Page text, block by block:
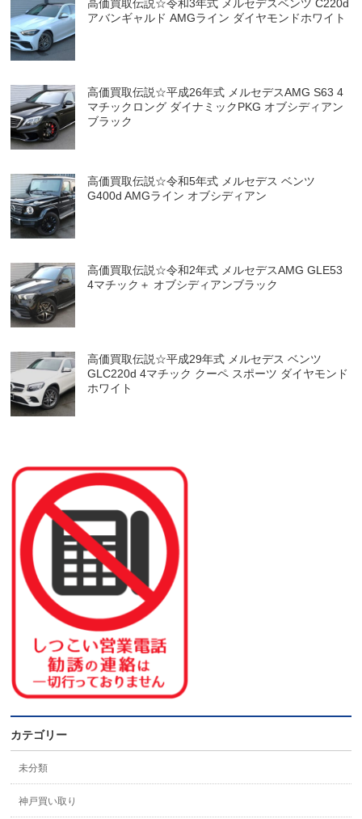
高価買取伝説☆令和3年式 メルセデスベンツ C220d
アバンギャルド AMGライン ダイヤモンドホワイト
高価買取伝説☆平成26年式 メルセデスAMG S63 4
マチックロング ダイナミックPKG オブシディアン
ブラック
高価買取伝説☆令和5年式 メルセデス ベンツ
G400d AMGライン オブシディアン
高価買取伝説☆令和2年式 メルセデスAMG GLE53
4マチック＋ オブシディアンブラック
高価買取伝説☆平成29年式 メルセデス ベンツ
GLC220d 4マチック クーペ スポーツ ダイヤモンド
ホワイト
カテゴリー
未分類
神戸買い取り